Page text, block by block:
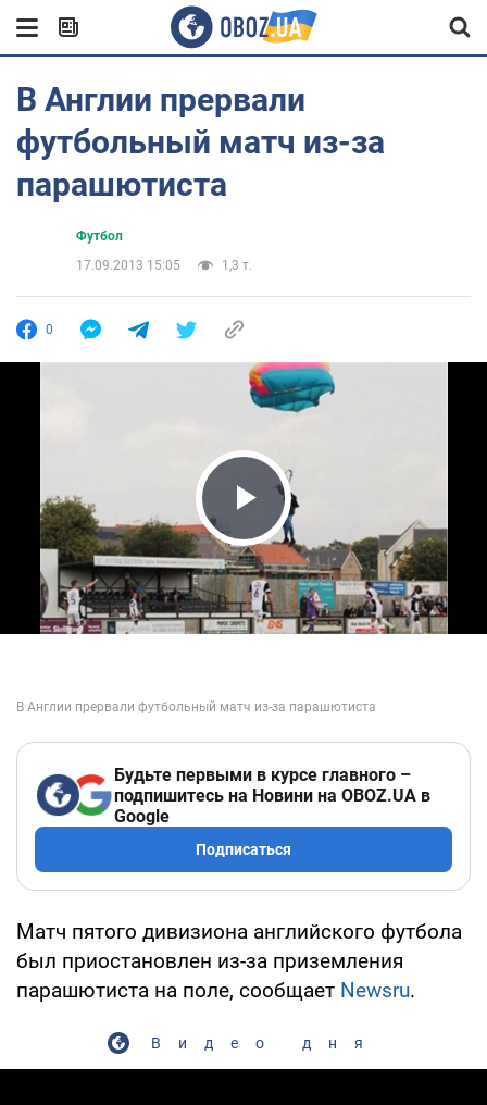
В Англии прервали
футбольный матч из-за
парашютиста
Футбол
17.09.2013 15:05
1,3 т.
0
Play Video
Будьте первыми в курсе главного –
подпишитесь на Новини на OBOZ.UA в
Google
Подписаться
Матч пятого дивизиона английского футбола
был приостановлен из-за приземления
парашютиста на поле, сообщает Newsru.
Видео дня